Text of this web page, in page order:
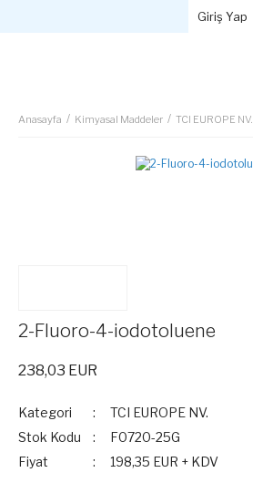
Giriş Yap
Anasayfa Kimyasal Maddeler TCI EUROPE NV.
2-Fluoro-4-iodotoluene
238,03 EUR
Kategori
TCI EUROPE NV.
Stok Kodu
F0720-25G
Fiyat
198,35 EUR + KDV